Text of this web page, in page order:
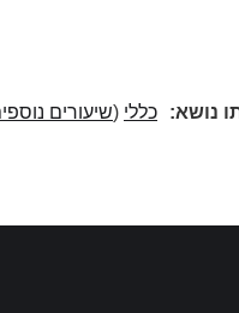
כללי(שיעורים נוספים)